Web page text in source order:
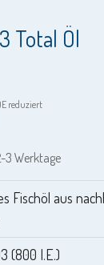
Total Öl
reduziert
3 Werktage
Fischöl aus
(800 I.E.)